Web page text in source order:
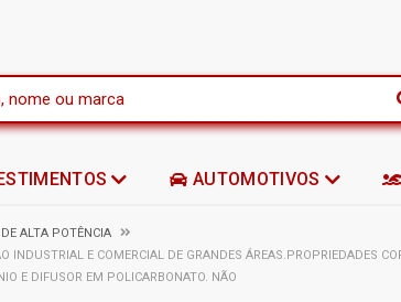
AUTOMOTIVOS
ALTA POTÊNCIA
E COMERCIAL DE GRANDES ÁREAS.PROPRIEDADES
E DIFUSOR EM POLICARBONATO. NÃO